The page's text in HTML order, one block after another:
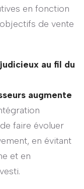
en fonction
de vente
au fil du
augmente
faire évoluer
en évitant
et en